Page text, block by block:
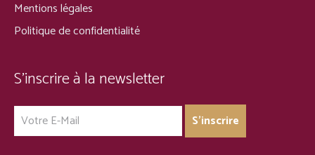
Mentions légales
Politique de confidentialité
S’inscrire à la newsletter